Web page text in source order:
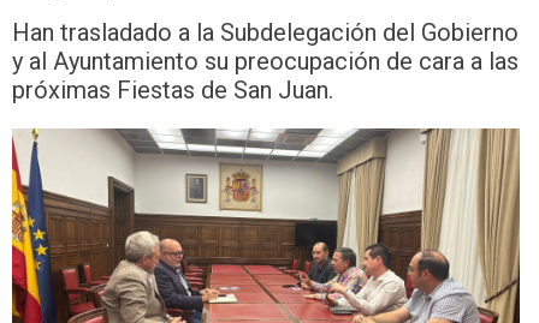
Han trasladado a la Subdelegación del Gobierno
y al Ayuntamiento su preocupación de cara a las
próximas Fiestas de San Juan.